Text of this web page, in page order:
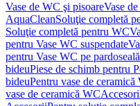
Vase de WC şi pisoareVase
AquaCleanSoluţie completă
Soluţie completă pentru WC
pentru Vase WC suspendate
pentru Vase WC pe pardoseală
bideuPiese de schimb pentru
bideuPentru vase de ceramică
vase de ceramică WC